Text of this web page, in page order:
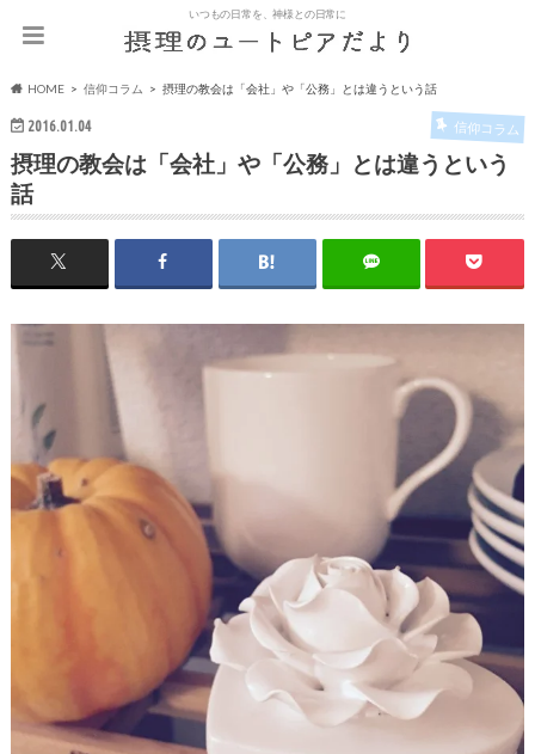
いつもの日常を、神様との日常に
HOME 信仰コラム 摂理の教会は「会社」や「公務」とは違うという話
2016.01.04 信仰コラム
摂理の教会は「会社」や「公務」とは違うという
話